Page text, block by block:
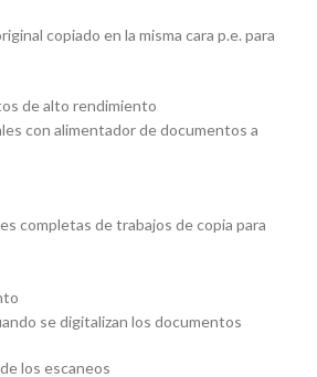
copiado en la misma cara p.e. para
de alto rendimiento
con alimentador de documentos a
completas de trabajos de copia para
se digitalizan los documentos
los escaneos